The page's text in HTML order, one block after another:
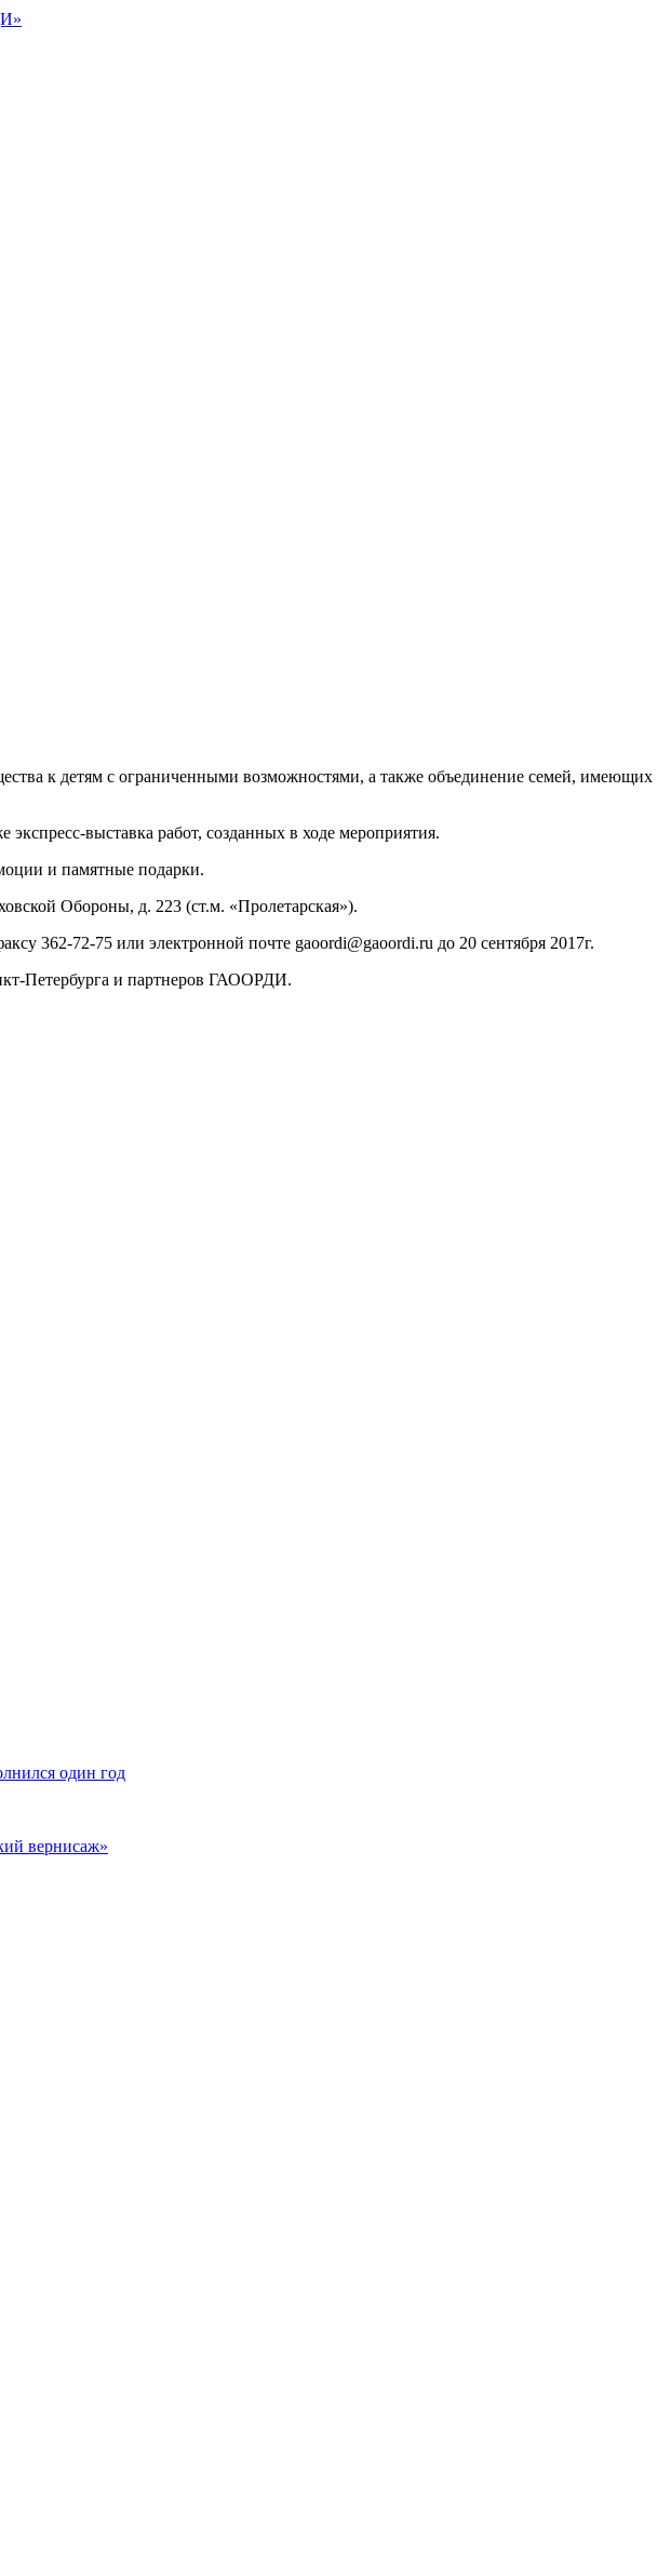
к детям с ограниченными возможностями, а также объединение семей, имеющих
выставка работ, созданных в ходе мероприятия.
и памятные подарки.
Обороны, д. 223 (ст.м. «Пролетарская»).
362-72-75 или электронной почте gaoordi@gaoordi.ru до 20 сентября 2017г.
Петербурга и партнеров ГАООРДИ.
один год
вернисаж»